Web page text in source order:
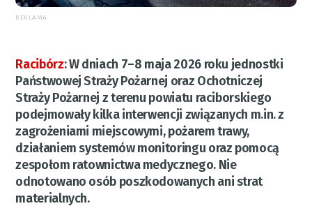
REKLAMA
Racibórz:W dniach 7–8 maja 2026 roku jednostki
Państwowej Straży Pożarnej oraz Ochotniczej
Straży Pożarnej z terenu powiatu raciborskiego
podejmowały kilka interwencji związanych m.in. z
zagrożeniami miejscowymi, pożarem trawy,
działaniem systemów monitoringu oraz pomocą
zespołom ratownictwa medycznego. Nie
odnotowano osób poszkodowanych ani strat
materialnych.